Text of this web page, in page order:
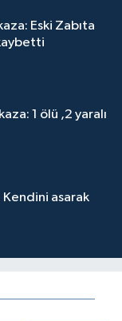
Eski Zabıta
1 ölü ,2 yaralı
Kendini asarak